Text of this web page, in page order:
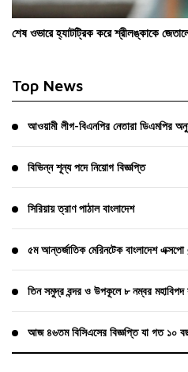
শেষ ওভারে হ্যাটট্রিক করে শ্রীলঙ্কাকে
Top News
আওয়ামী লীগ-বিএনপির নেতারা ডিএমপির
বিভিন্ন শূন্য পদে নিয়োগ বিজ্ঞপ্তি
সিরিয়ায় ত্রাণ পাঠাল বাংলাদেশ
৫ম আন্তর্জাতিক মেরিনটেক বাংলাদেশ
তিন সমুদ্র বন্দর ও উপকূলে ৮ নম্বর মহাবিপদ
আজ ৪৬তম বিসিএসের বিজ্ঞপ্তি যা গত ১০